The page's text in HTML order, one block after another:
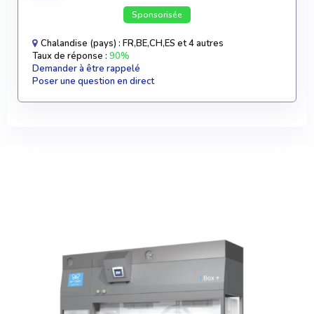
Sponsorisée
Chalandise (pays) : FR,BE,CH,ES et 4 autres
Taux de réponse : 90%
Demander à être rappelé
Poser une question en direct